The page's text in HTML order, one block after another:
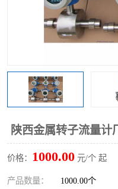
陕西金属转子流量计厂
价格： 1000.00 元/个 起
产品数量： 1000.00个